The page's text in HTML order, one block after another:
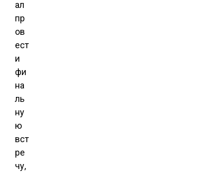
ал
пр
ов
ест
и
фи
на
ль
ну
ю
вст
ре
чу,